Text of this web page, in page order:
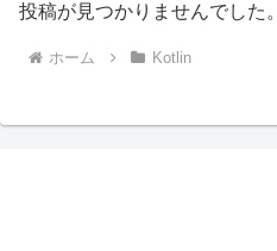
投稿が見つかりませんでした。
ホーム Kotlin